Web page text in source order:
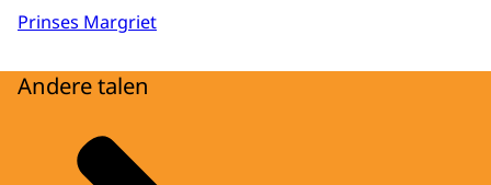
Prinses Margriet
Andere talen